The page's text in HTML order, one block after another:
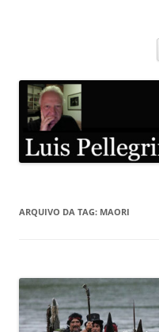
ARQUIVO DA TAG: MAORI